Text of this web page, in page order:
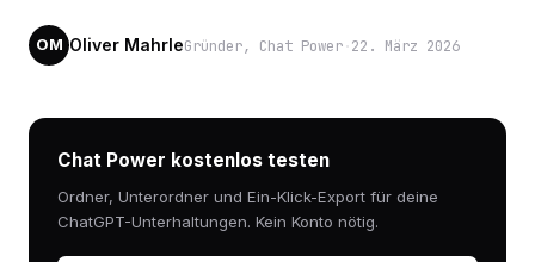
OM Oliver MahrleGründer, Chat Power ·22. März 2026
Chat Power kostenlos testen
Ordner, Unterordner und Ein-Klick-Export für deine
ChatGPT-Unterhaltungen. Kein Konto nötig.